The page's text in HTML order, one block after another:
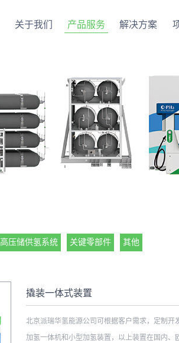
关于我们 产品服务 解决方案
高压储供氢系统 关键零部件 其他
撬装一体式装置
北京派瑞华氢能源公司可根据客户需求，定制
加氢一体机和小型加氢装置，以上装置在国内、